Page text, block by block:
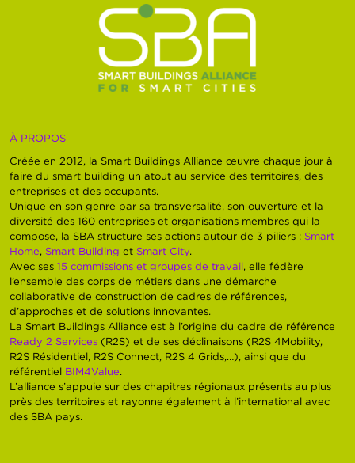
À PROPOS
Créée en 2012, la Smart Buildings Alliance œuvre chaque jour à
faire du smart building un atout au service des territoires, des
entreprises et des occupants.
Unique en son genre par sa transversalité, son ouverture et la
diversité des 160 entreprises et organisations membres qui la
compose, la SBA structure ses actions autour de 3 piliers : Smart
Home
Smart Building et Smart City
Avec ses15 commissions et groupes de travail , elle fédère
l’ensemble des corps de métiers dans une démarche
collaborative de construction de cadres de références,
d’approches et de solutions innovantes.
La Smart Buildings Alliance est à l’origine du cadre de référence
Ready 2 Services (R2S) et de ses déclinaisons (R2S 4Mobility,
R2S Résidentiel, R2S Connect, R2S 4 Grids,…), ainsi que du
référentiel BIM4Value
L’alliance s’appuie sur des chapitres régionaux présents au plus
près des territoires et rayonne également à l’international avec
des SBA pays.